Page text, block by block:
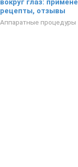
вокруг глаз:
рецепты, отзывы
Аппаратные процедуры